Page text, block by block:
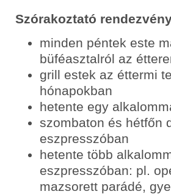
Szórakoztató
minden péntek este
büféasztalról az
grill estek az éttermi
hónapokban
hetente egy
szombaton és hétfőn
eszpresszóban
hetente több
eszpresszóban: pl.
mazsorett parádé,